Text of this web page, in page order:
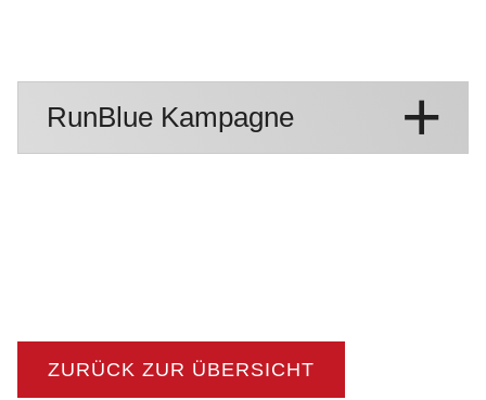
RunBlue Kampagne
ZURÜCK ZUR ÜBERSICHT